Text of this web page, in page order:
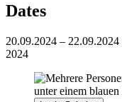
Dates
20.09.2024 – 22.09.2024
2024